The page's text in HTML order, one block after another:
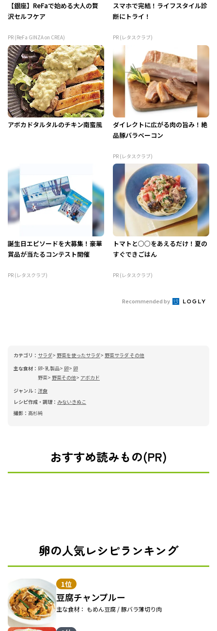
【銀座】ReFaで始める大人の贅
沢セルフケア
PR (ReFa GINZA on CREA)
スマホで完結！ライフスタイル診
断にトライ！
PR (レタスクラブ)
アボカドタルタルのチキン南蛮風
ダイレクトに広がる肉の旨み！絶
品豚バラベーコン
PR (レタスクラブ)
誕生日エピソードを大募集！豪華
賞品が当たるコンテスト開催
PR (レタスクラブ)
トマトと○○をあえるだけ！夏の
すぐできごはん
PR (レタスクラブ)
Recommended by
カテゴリ： サラダ 野菜を使ったサラダ
野菜サラダ その他
主な食材： 卵･乳製品 卵 卵
野菜
野菜その他
アボカド
ジャンル： 洋食
レシピ作成・調理： みないきぬこ
撮影： 高杉純
おすすめ読みもの(PR)
卵の人気レシピランキング
1位
豆腐チャンプルー
主な食材： もめん豆腐 / 豚バラ薄切り肉